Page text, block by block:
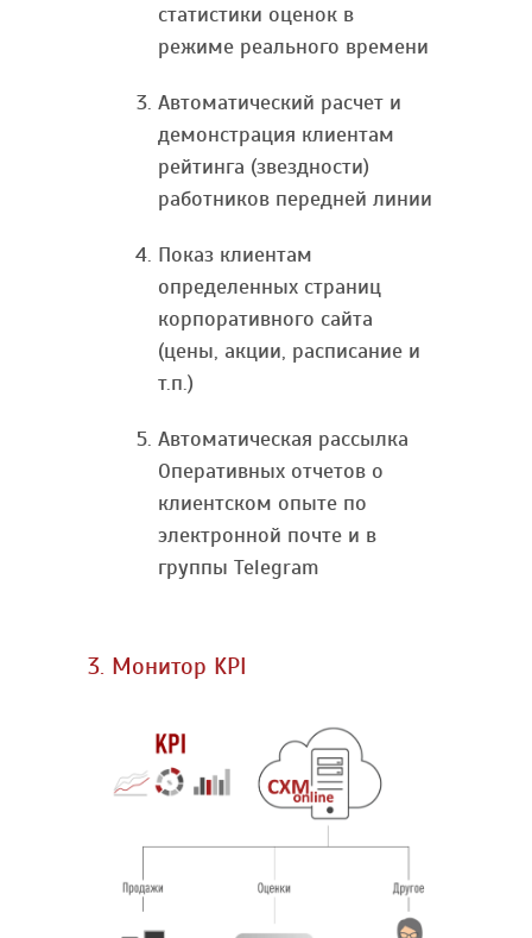
статистики оценок в
режиме реального времени
Автоматический расчет и
демонстрация клиентам
рейтинга (звездности)
работников передней линии
Показ клиентам
определенных страниц
корпоративного сайта
(цены, акции, расписание и
т.п.)
Автоматическая рассылка
Оперативных отчетов о
клиентском опыте по
электронной почте и в
группы Telegram
3. Монитор KPI